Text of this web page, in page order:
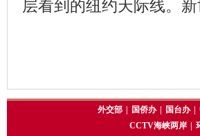
层看到的纽约天际线。
外交部 国侨办 国台办
CCTV海峡两岸